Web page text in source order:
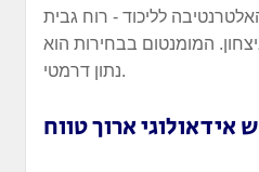
לליכוד - רוח גבית
המומנטום בבחירות הוא
נתון דרמטי.
אידאולוגי ארוך טווח